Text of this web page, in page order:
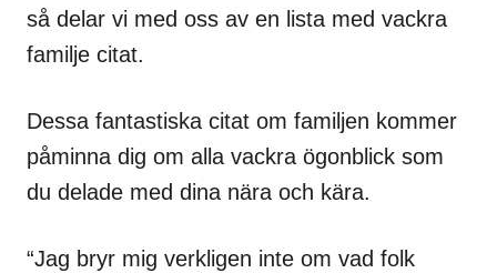
så delar vi med oss av en lista med vackra
familje citat.
Dessa fantastiska citat om familjen kommer
påminna dig om alla vackra ögonblick som
du delade med dina nära och kära.
“Jag bryr mig verkligen inte om vad folk